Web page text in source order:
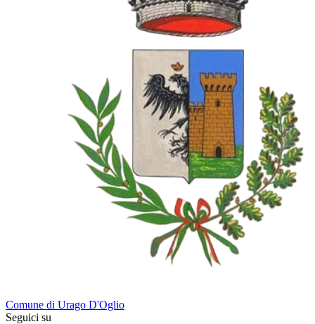
Comune di Urago D'Oglio
Seguici su